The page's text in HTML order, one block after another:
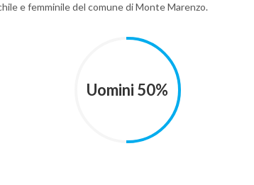
e femminile del comune di Monte Marenzo.
Uomini 50%